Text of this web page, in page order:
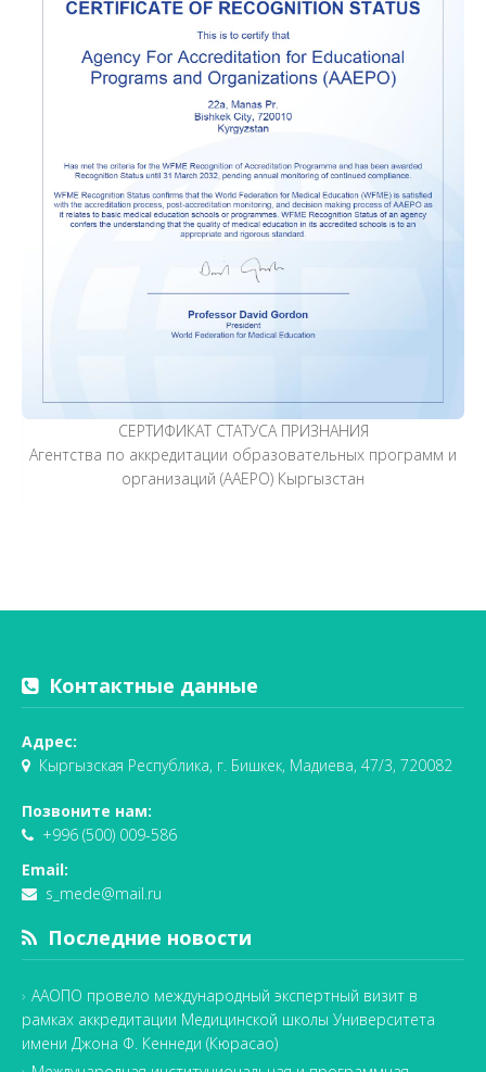
СЕРТИФИКАТ СТАТУСА ПРИЗНАНИЯ
Агентства по аккредитации образовательных программ и
организаций (AАEPO) Кыргызстан
Контактные данные
Адрес:
Кыргызская Республика, г. Бишкек, Мадиева, 47/3, 720082
Позвоните нам:
+996 (500) 009-586
Email:
s_mede@mail.ru
Последние новости
ААОПО провело международный экспертный визит в
рамках аккредитации Медицинской школы Университета
имени Джона Ф. Кеннеди (Кюрасао)